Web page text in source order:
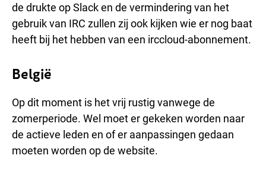
de drukte op Slack en de vermindering van het
gebruik van IRC zullen zij ook kijken wie er nog baat
heeft bij het hebben van een irccloud-abonnement.
België
Op dit moment is het vrij rustig vanwege de
zomerperiode. Wel moet er gekeken worden naar
de actieve leden en of er aanpassingen gedaan
moeten worden op de website.